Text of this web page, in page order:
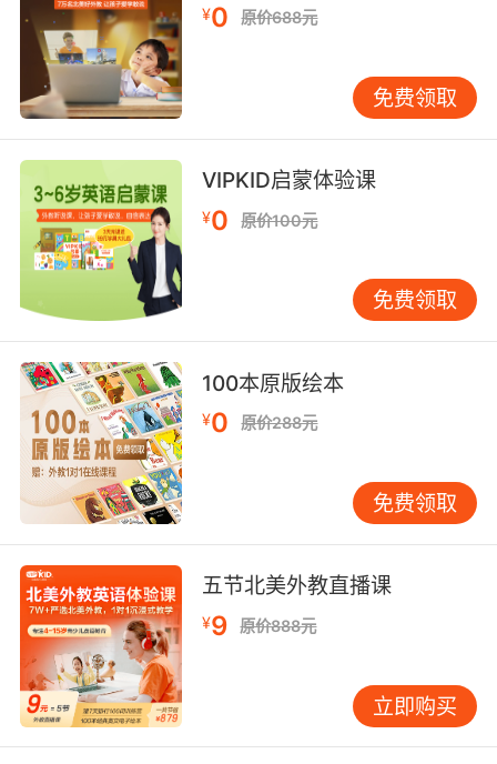
子看一些简单的英文动画，然后与孩子一起模仿其中的人
物对话。并且也可以开始学习自然拼读，让孩子学习一些
简单的拼读规则，为后面记忆单词、书写单词打基础。
儿童英语学习的全面学习阶段
始接受学校的英语学习了，对于他们来说有拼写的需求，
可以和学校英语相结合学习来满足考试的需求。另一方面
也要继续提升孩子学习英语的能力，加大听力的输入并且
英语阅读方面也要加强，高阶段的分级阅读都可以开始尝
儿童英语学习的提高阶段
这个阶段孩子的听力词汇和书面词汇基本可以达
到4000，孩子已经可以享受英语学习的乐趣了，那么就要
鼓励孩子多开口，学习一些演讲方面的技巧，对于他们的
听说读写都有很大的提升。
¥0 原价688元
免费领取
VIPKID启蒙体验课
¥0 原价100元
免费领取
100本原版绘本
¥0 原价288元
免费领取
五节北美外教直播课
¥9 原价888元
立即购买